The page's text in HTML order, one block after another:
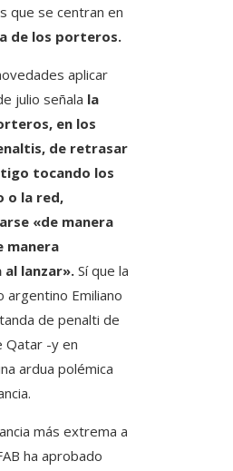
que se centran en
de los porteros.
aplicar
julio señala la
en los
de retrasar
tocando los
o la red,
«de manera
manera
lanzar».Sí que la
argentino Emiliano
de penalti de
Qatar -y en
ardua polémica
más extrema a
ha aprobado